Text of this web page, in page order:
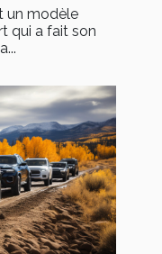
un modèle
qui a fait son